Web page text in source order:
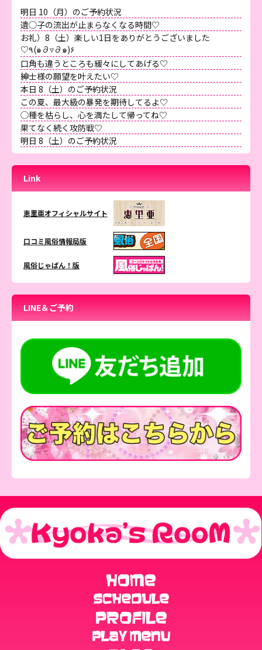
明日 10（月）のご予約状況
遺◯子の流出が止まらなくなる時間♡
お礼）8（土）楽しい1日をありがとうございました
♡٩(๑∂▿∂๑)۶
口角も違うところも緩々にしてあげる♡
紳士様の願望を叶えたい♡
本日 8（土）のご予約状況
この夏、最大級の暴発を期待してるよ♡
◯種を枯らし、心を満たして帰ってね♡
果てなく続く攻防戦♡
明日 8（土）のご予約状況
Link
恵里亜オフィシャルサイト
口コミ風俗情報局版
風俗じゃぱん！版
LINE＆ご予約